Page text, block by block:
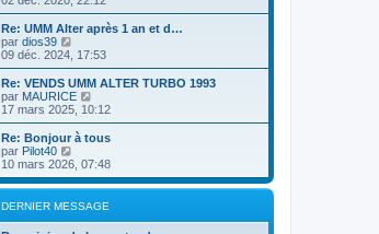
i
r
e
s
s
g
e
d
e
r
n
i
r
m
e
s
s
a
g
e
i
r
e
e
r
n
i
e
r
e
s
a
g
Re: UMM Alter après 1 an et d…
par dios39
o
i
r
l
e
d
e
r
n
i
e
m
e
09 déc. 2024, 17:53
Re: VENDS UMM ALTER TURBO 1993
par MAURICE
o
i
r
e
e
r
n
i
17 mars 2025, 10:12
Re: Bonjour à tous
par Pilot40
o
i
r
l
10 mars 2026, 07:48
DERNIER MESSAGE